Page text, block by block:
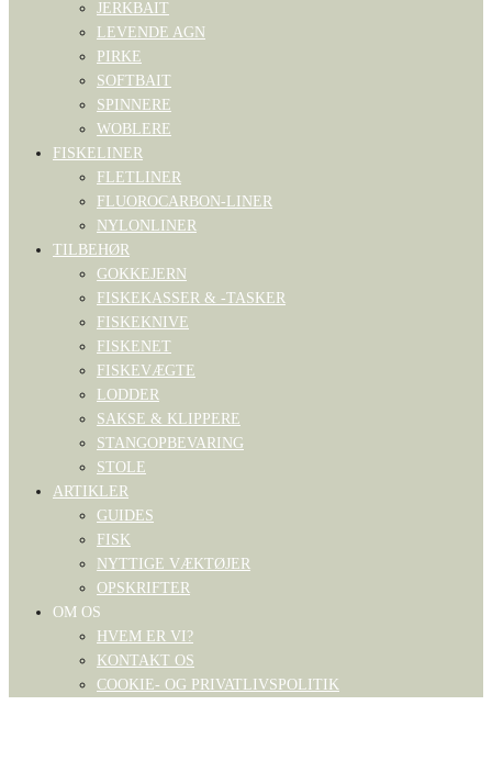
JERKBAIT
LEVENDE AGN
PIRKE
SOFTBAIT
SPINNERE
WOBLERE
FISKELINER
FLETLINER
FLUOROCARBON-LINER
NYLONLINER
TILBEHØR
GOKKEJERN
FISKEKASSER & -TASKER
FISKEKNIVE
FISKENET
FISKEVÆGTE
LODDER
SAKSE & KLIPPERE
STANGOPBEVARING
STOLE
ARTIKLER
GUIDES
FISK
NYTTIGE VÆKTØJER
OPSKRIFTER
OM OS
HVEM ER VI?
KONTAKT OS
COOKIE- OG PRIVATLIVSPOLITIK